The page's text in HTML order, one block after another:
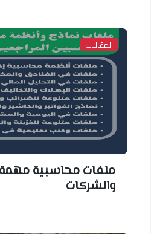
المقالات
ملفات محاسبية
والشركات